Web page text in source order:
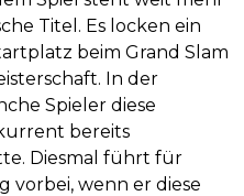
Titel. Es locken ein
beim Grand Slam
In der
Spieler diese
bereits
Diesmal führt für
vorbei, wenn er diese